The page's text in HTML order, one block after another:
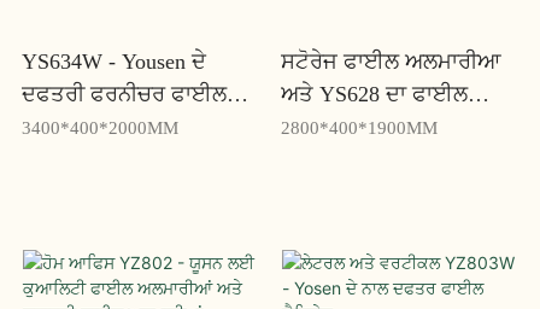
YS634W - Yousen ਦੇ
ਦਫਤਰੀ ਫਰਨੀਚਰ ਫਾਈਲ
ਅਲਮਾਰੀਆਂ ਅਤੇ ਸਟੋਰੇਜ
3400*400*2000MM
ਸਟੋਰੇਜ ਫਾਈਲ ਅਲਮਾਰੀਆ
ਅਤੇ YS628 ਦਾ ਫਾਈਲ
ਕੈਬਿਨੇਟ ਫਰਨੀਚਰ - ਯੂਸਨ
2800*400*1900MM